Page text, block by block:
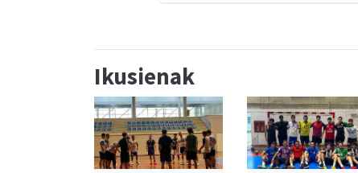
Ikusienak